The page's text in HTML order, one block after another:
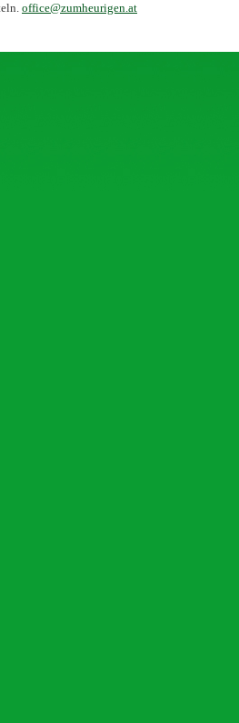
office@zumheurigen.at